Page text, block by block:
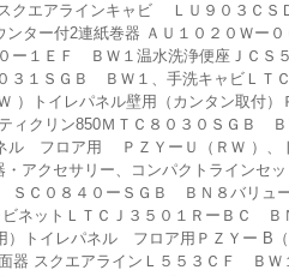
クエアラインキャビ ＬＵ９０３Ｃ
ンター付2連紙巻器 ＡＵ１０２０
１ＥＦ ＢＷ１温水洗浄便座ＪＣＳ
３１ＳＧＢ ＢＷ１、手洗キャビＬＴ
トイレパネル壁用（カンタン取付）
ィクリン850ＭＴＣ８０３０ＳＧＢ
ル フロア用 ＰＺＹーＵ（ＲＷ ）
アクセサリー、コンパクトラインセ
Ｃ０８４０ーＳＧＢ ＢＮ８バリュ
ネットＬＴＣＪ３５０１ＲーＢＣ
）トイレパネル フロア用ＰＺＹー B
器 スクエアラインＬ５５３ＣＦ ＢＷ